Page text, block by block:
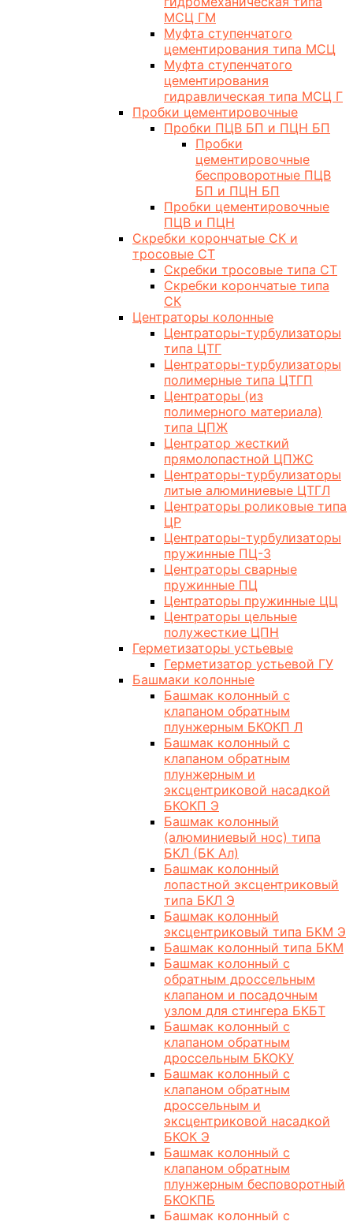
МСЦ ГМ
Муфта ступенчатого
цементирования типа МСЦ
Муфта ступенчатого
цементирования
гидравлическая типа МСЦ Г
Пробки цементировочные
Пробки ПЦВ БП и ПЦН БП
Пробки
цементировочные
беспроворотные ПЦВ
БП и ПЦН БП
Пробки цементировочные
ПЦВ и ПЦН
Скребки корончатые СК и
тросовые СТ
Скребки тросовые типа СТ
Скребки корончатые типа
СК
Центраторы колонные
Центраторы-турбулизаторы
типа ЦТГ
Центраторы-турбулизаторы
полимерные типа ЦТГП
Центраторы (из
полимерного материала)
типа ЦПЖ
Центратор жесткий
прямолопастной ЦПЖС
Центраторы-турбулизаторы
литые алюминиевые ЦТГЛ
Центраторы роликовые типа
ЦР
Центраторы-турбулизаторы
пружинные ПЦ-3
Центраторы сварные
пружинные ПЦ
Центраторы пружинные ЦЦ
Центраторы цельные
полужесткие ЦПН
Герметизаторы устьевые
Герметизатор устьевой ГУ
Башмаки колонные
Башмак колонный с
клапаном обратным
плунжерным БКОКП Л
Башмак колонный с
клапаном обратным
плунжерным и
эксцентриковой насадкой
БКОКП Э
Башмак колонный
(алюминиевый нос) типа
БКЛ (БК Ал)
Башмак колонный
лопастной эксцентриковый
типа БКЛ Э
Башмак колонный
эксцентриковый типа БКМ Э
Башмак колонный типа БКМ
Башмак колонный с
обратным дроссельным
клапаном и посадочным
узлом для стингера БКБТ
Башмак колонный с
клапаном обратным
дроссельным БКОКУ
Башмак колонный с
клапаном обратным
дроссельным и
эксцентриковой насадкой
БКОК Э
Башмак колонный с
клапаном обратным
плунжерным бесповоротный
БКОКПБ
Башмак колонный с